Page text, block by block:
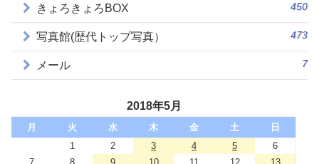
きょろきょろBOX 450
写真館(歴代トップ写真） 473
メール 7
2018年5月
月 火 水 木 金 土
日
1
2 3 4 5
6